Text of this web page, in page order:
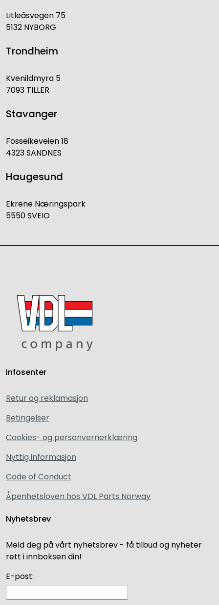
Litleåsvegen 75
5132 NYBORG
Trondheim
Kvenildmyra 5
7093 TILLER
Stavanger
Fosseikeveien 18
4323 SANDNES
Haugesund
Ekrene Næringspark
5550 SVEIO
Infosenter
Retur og reklamasjon
Betingelser
Cookies- og personvernerklæring
Nyttig informasjon
Code of Conduct
Åpenhetsloven hos VDL Parts Norway
Nyhetsbrev
Meld deg på vårt nyhetsbrev - få tilbud og nyheter
rett i innboksen din!
E-post: